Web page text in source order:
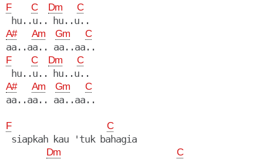
F C Dm C
A# Am Gm C
F C Dm C
A# Am Gm C
aa..aa.. aa..aa..
F C
siapkah kau 'tuk bahagia
Dm C